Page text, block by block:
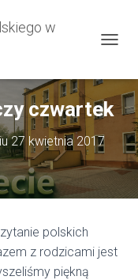
w
czwartek
27 kwietnia 2017
polskich
z rodzicami jest
piękną